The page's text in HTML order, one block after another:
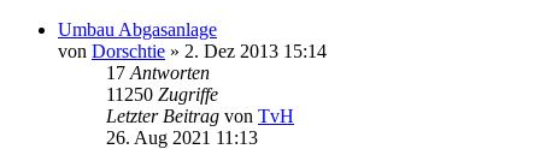
Umbau Abgasanlage
von Dorschtie » 2. Dez 2013 15:14
17 Antworten
11250 Zugriffe
Letzter Beitrag von TvH
26. Aug 2021 11:13